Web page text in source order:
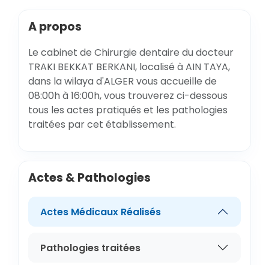
A propos
Le cabinet de Chirurgie dentaire du docteur
TRAKI BEKKAT BERKANI, localisé à AIN TAYA,
dans la wilaya d'ALGER vous accueille de
08:00h à 16:00h, vous trouverez ci-dessous
tous les actes pratiqués et les pathologies
traitées par cet établissement.
Actes & Pathologies
Actes Médicaux Réalisés
Pathologies traitées